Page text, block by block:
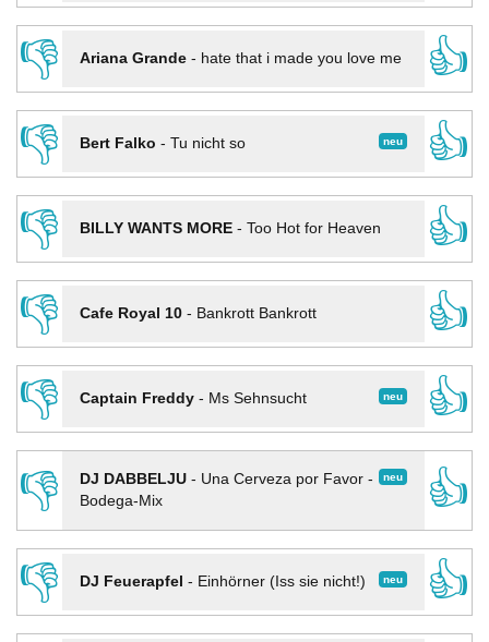
👎
Ariana Grande- hate that i made you love me
👍
👎
neu
Bert Falko - Tu nicht so
👍
👎
BILLY WANTS MORE- Too Hot for Heaven
👍
👎
Cafe Royal 10- Bankrott Bankrott
👍
👎
neu
Captain Freddy- Ms Sehnsucht
👍
👎
neu
DJ DABBELJU- Una Cerveza por Favor -
Bodega-Mix
👍
👎
neu
DJ Feuerapfel - Einhörner (Iss sie nicht!)
👍